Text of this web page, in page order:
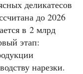
деликатесов
до 2026
в 2 млрд
этап:
нарезки.